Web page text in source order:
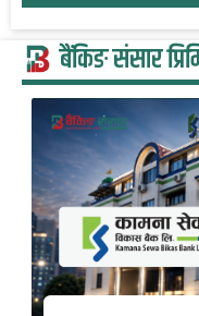
बैंकिङ संसार